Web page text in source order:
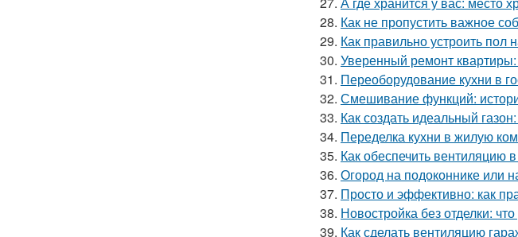
28. Как не пропустить важное
29. Как правильно устроить пол
30. Уверенный ремонт
31. Переоборудование кухни в
32. Смешивание функций:
33. Как создать идеальный
34. Переделка кухни в жилую
35. Как обеспечить вентиляцию
36. Огород на подоконнике или
37. Просто и эффективно: как
38. Новостройка без отделки:
39. Как сделать вентиляцию